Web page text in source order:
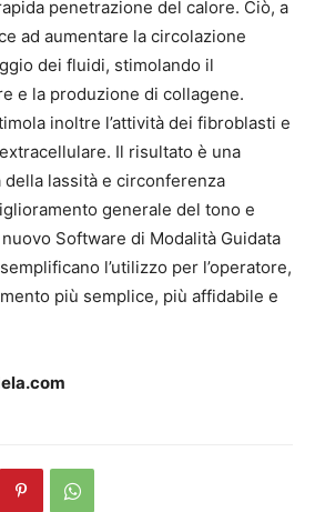
penetrazione del calore. Ciò, a
ad aumentare la circolazione
dei fluidi, stimolando il
e la produzione di collagene.
inoltre l’attività dei fibroblasti e
Il risultato è una
lassità e circonferenza
generale del tono e
Software di Modalità Guidata
l’utilizzo per l’operatore,
più semplice, più affidabile e